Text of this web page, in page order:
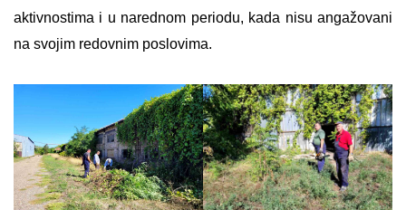
aktivnostima i u narednom periodu, kada nisu angažovani
na svojim redovnim poslovima.